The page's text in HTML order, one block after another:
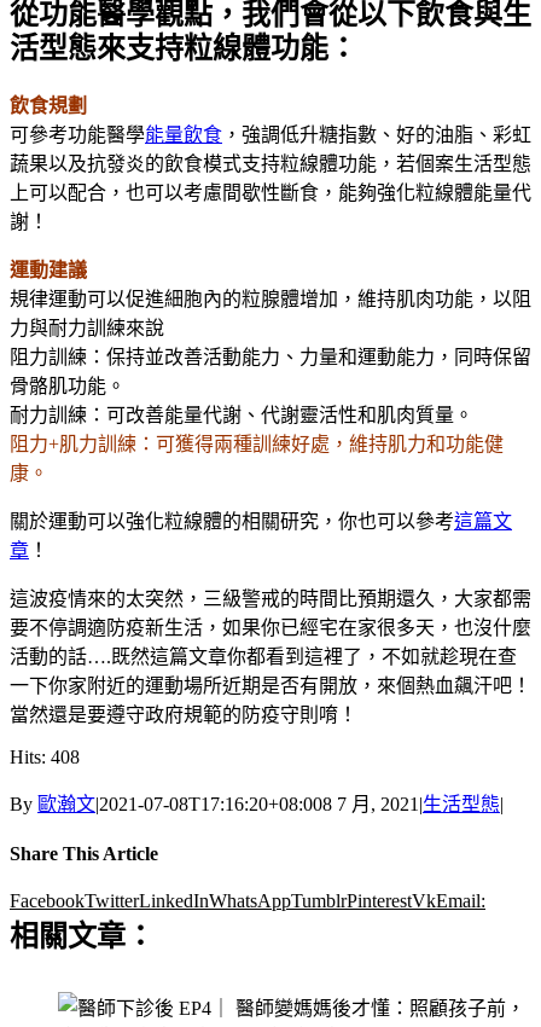
從功能醫學觀點，我們會從以下飲食與生
活型態來支持粒線體功能：
飲食規劃
可參考功能醫學能量飲食 ，強調低升糖指數、好的油脂、彩虹
蔬果以及抗發炎的飲食模式支持粒線體功能，若個案生活型態
上可以配合，也可以考慮間歇性斷食，能夠強化粒線體能量代
謝！
運動建議
規律運動可以促進細胞內的粒腺體增加，維持肌肉功能，以阻
力與耐力訓練來說
阻力訓練：保持並改善活動能力、力量和運動能力，同時保留
骨骼肌功能。
耐力訓練：可改善能量代謝、代謝靈活性和肌肉質量。
阻力+肌力訓練：可獲得兩種訓練好處，維持肌力和功能健
康。
關於運動可以強化粒線體的相關研究，你也可以參考這篇文
章 ！
這波疫情來的太突然，三級警戒的時間比預期還久，大家都需
要不停調適防疫新生活，如果你已經宅在家很多天，也沒什麼
活動的話….既然這篇文章你都看到這裡了，不如就趁現在查
一下你家附近的運動場所近期是否有開放，來個熱血飆汗吧！
當然還是要遵守政府規範的防疫守則唷！
Hits: 408
By 歐瀚文|2021-07-08T17:16:20+08:008 7 月, 2021 |生活型態|
Share This Article
FacebookTwitterLinkedInWhatsAppTumblrPinterestVkEmail:
相關文章：